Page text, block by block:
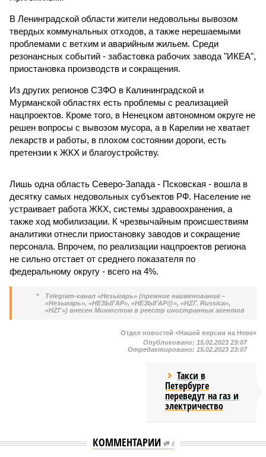
В Ленинградской области жители недовольны вывозом
твердых коммунальных отходов, а также нерешаемыми
проблемами с ветхим и аварийным жильем. Среди
резонансных событий - забастовка рабочих завода "ИКЕА",
приостановка производств и сокращения.
Из других регионов СЗФО в Калининградской и
Мурманской областях есть проблемы с реализацией
нацпроектов. Кроме того, в Ненецком автономном округе не
решен вопросы с вывозом мусора, а в Карелии не хватает
лекарств и работы, в плохом состоянии дороги, есть
претензии к ЖКХ и благоустройству.
Лишь одна область Северо-Запада - Псковская - вошла в
десятку самых недовольных субъектов РФ. Население не
устраивает работа ЖКХ, системы здравоохранения, а
также ход мобилизации. К чрезвычайным происшествиям
аналитики отнесли приостановку заводов и сокращение
персонала. Впрочем, по реализации нацпроектов региона
не сильно отстает от среднего показателя по
федеральному округу - всего на 4%.
*
Telegram-канал «Незыгарь» (прежние наименования –
«Незыгарь», «НЕЗЫГАР», «НЕЗЫГАР@», «НZГ. Russica»,
«HZГ») внесен Минюстом в реестр иностранных агентов
Отдел новостей «Нашей версии на Неве»
Опубликовано: 15.02.2023 23:07
Отредактировано: 15.02.2023 23:07
Такси в
Петербурге
переведут на газ и
электричество
КОММЕНТАРИИ 0